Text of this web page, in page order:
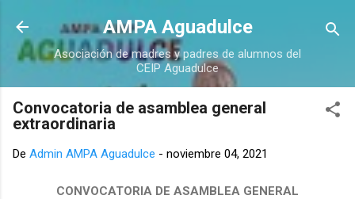
Ir al contenido principal
AMPA Aguadulce
Asociación de madres y padres de alumnos del
CEIP Aguadulce
Convocatoria de asamblea general
extraordinaria
De Admin AMPA Aguadulce - noviembre 04, 2021
CONVOCATORIA DE ASAMBLEA GENERAL